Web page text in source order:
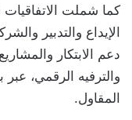
كما شملت
الإيداع والتدبير
دعم الابتكار
والترفيه الرقمي،
المقاول.